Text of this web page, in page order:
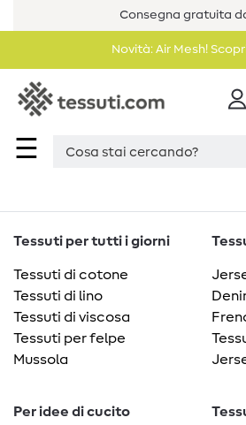
Consegna gratuita
Novità: Air Mesh!
☰
Tessuti per tutti i giorni
Tessuti di cotone
Tessuti di lino
Tessuti di viscosa
Tessuti per felpe
Mussola
Per idee di cucito